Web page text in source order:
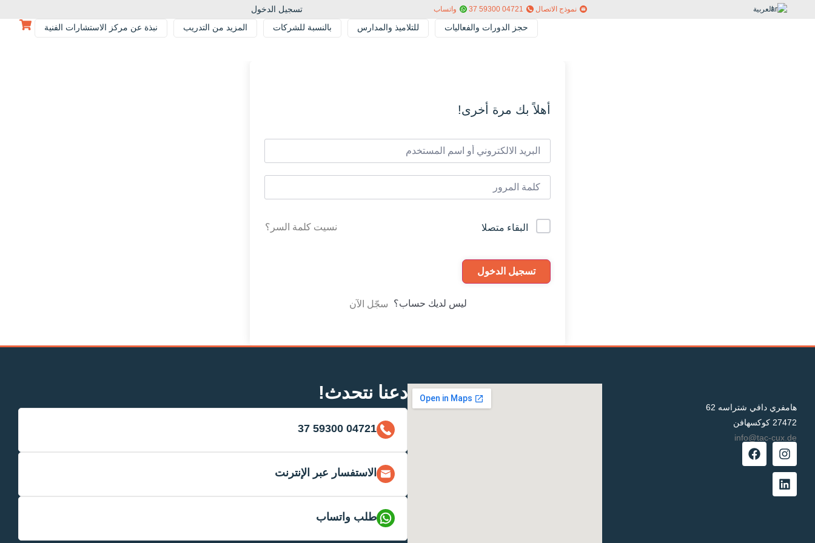
العربية نموذج الاتصال 04721 59300 37 واتساب
تسجيل الدخول
حجز الدورات والفعاليات
للتلاميذ والمدارس بالنسبة للشركات المزيد من التدريب نبذة عن مركز الاستشارات الفنية
أهلاً بك مرة أخرى!
البقاء متصلا نسيت كلمة السر؟
تسجيل الدخول
ليس لديك حساب؟ سجّل الآن
هامفري دافي شتراسه 62
27472 كوكسهافن
info@tac-cux.de
دعنا نتحدث!
04721 59300 37
الاستفسار عبر الإنترنت
طلب واتساب